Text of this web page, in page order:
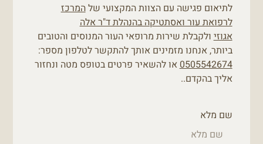
לתיאום פגישה עם הצוות המקצועי שלהמרכז
לרפואת עור ואסתטיקה בהנהלת ד"ר אלה
אגוזי ולקבלת שירות מרופאי העור המנוסים והטובים
ביותר, אנחנו מזמינים אותך להתקשר לטלפון מספר:
0505542674 או להשאיר פרטים בטופס מטה ונחזור
אליך בהקדם..
שם מלא